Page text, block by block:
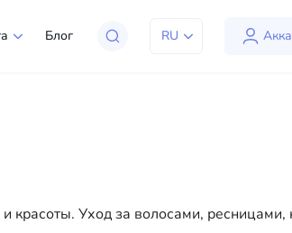
Блог RU
успешного начала вашей новой
Уход за волосами, ресницами,